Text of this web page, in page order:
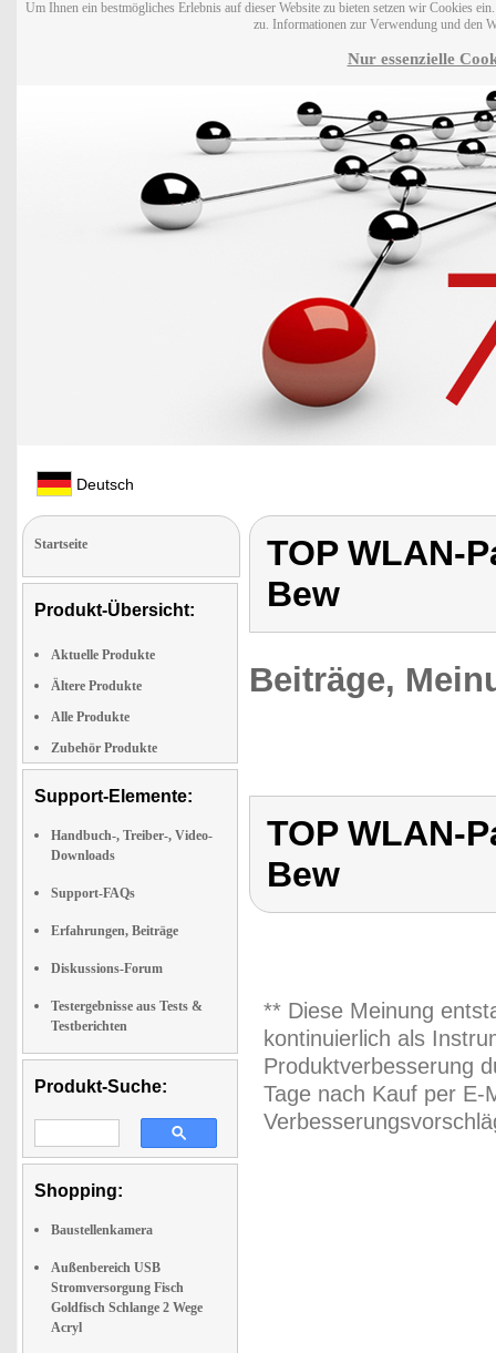
Um Ihnen ein bestmögliches Erlebnis auf dieser Website zu bieten setzen wir Cookies
zu. Informationen zur Verwendung und den
Nur essenzielle
Deutsch
Startseite
Produkt-Übersicht:
Aktuelle Produkte
Ältere Produkte
Alle Produkte
Zubehör Produkte
Support-Elemente:
Handbuch-, Treiber-, Video-
Downloads
Support-FAQs
Erfahrungen, Beiträge
Diskussions-Forum
Testergebnisse aus Tests &
Testberichten
Produkt-Suche:
Shopping:
Baustellenkamera
Außenbereich USB
Stromversorgung Fisch
Goldfisch Schlange 2 Wege
Acryl
TOP WLAN-
Bew
Beiträge,
TOP WLAN-
Bew
** Diese Meinung
kontinuierlich als
Produktverbesserung
Tage nach Kauf per E-